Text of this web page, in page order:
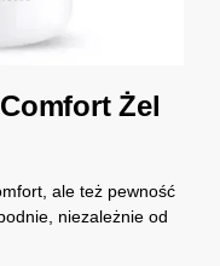
Żel
ale też pewność
niezależnie od